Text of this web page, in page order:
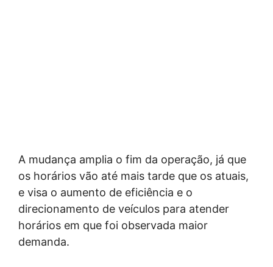
A mudança amplia o fim da operação, já que
os horários vão até mais tarde que os atuais,
e visa o aumento de eficiência e o
direcionamento de veículos para atender
horários em que foi observada maior
demanda.